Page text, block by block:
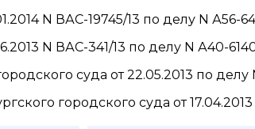
N ВАС-19745/13 по делу N А56-
N ВАС-341/13 по делу N А40-
суда от 22.05.2013 по делу N
городского суда от 17.04.2013